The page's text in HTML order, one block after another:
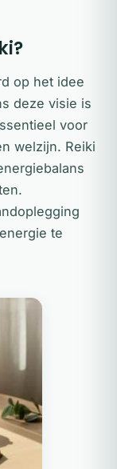
op het idee
deze visie is
voor
welzijn. Reiki
te